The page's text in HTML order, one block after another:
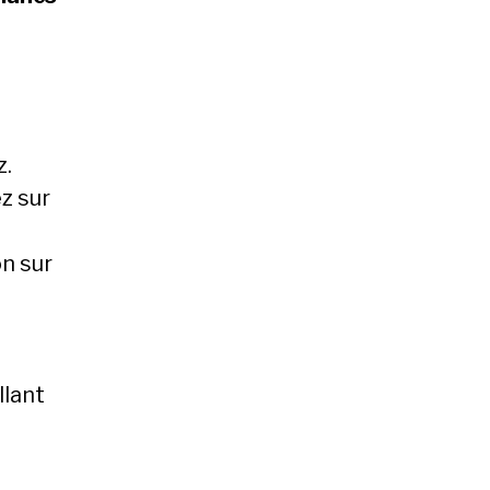
sur
sur